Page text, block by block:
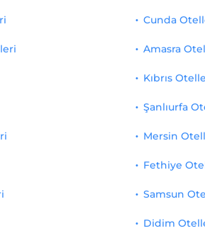
Cunda
Amasra
Kıbrıs
Şanlıurfa
Mersin
Fethiye
Samsun
Didim